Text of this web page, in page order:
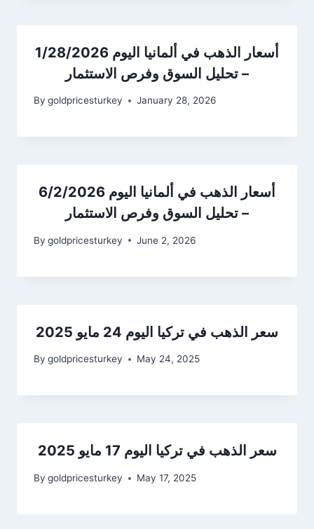
أسعار الذهب في ألمانيا اليوم 1/28/2026
– تحليل السوق وفرص الاستثمار
By goldpricesturkey January 28, 2026
أسعار الذهب في ألمانيا اليوم 6/2/2026
– تحليل السوق وفرص الاستثمار
By goldpricesturkey June 2, 2026
سعر الذهب في تركيا اليوم 24 مايو 2025
By goldpricesturkey May 24, 2025
سعر الذهب في تركيا اليوم 17 مايو 2025
By goldpricesturkey May 17, 2025